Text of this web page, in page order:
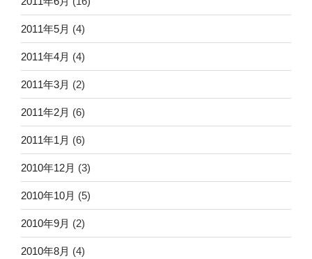
2011年5月 (4)
2011年4月 (4)
2011年3月 (2)
2011年2月 (6)
2011年1月 (6)
2010年12月 (3)
2010年10月 (5)
2010年9月 (2)
2010年8月 (4)